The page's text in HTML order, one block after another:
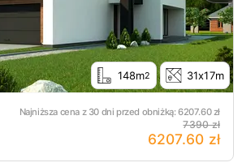
148m2 31x17m
Najniższa cena z 30 dni przed obniżką:6207.60zł
7390 zł
6207.60 zł